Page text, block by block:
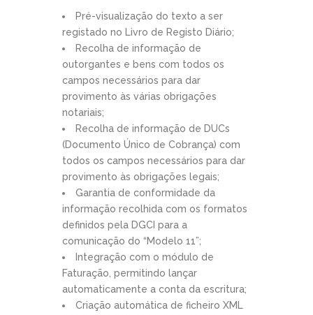
Pré-visualização do texto a ser
registado no Livro de Registo Diário;
Recolha de informação de
outorgantes e bens com todos os
campos necessários para dar
provimento às várias obrigações
notariais;
Recolha de informação de DUCs
(Documento Único de Cobrança) com
todos os campos necessários para dar
provimento às obrigações legais;
Garantia de conformidade da
informação recolhida com os formatos
definidos pela DGCI para a
comunicação do “Modelo 11”;
Integração com o módulo de
Faturação, permitindo lançar
automaticamente a conta da escritura;
Criação automática de ficheiro XML